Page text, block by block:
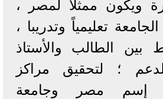
ويكون ممثلا لمصر ،
تعليمياً وتدريبا ،
بين الطالب والأستاذ
؛ لتحقيق مراكز
إسم مصر وجامعة